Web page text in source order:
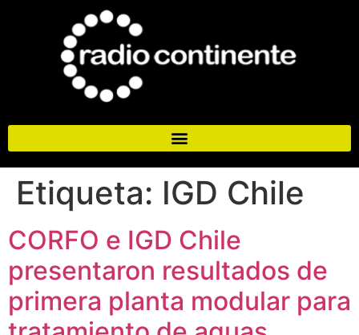
Etiqueta: IGD Chile
CORFO e IGD Chile
presentaron resultados de
primera planta modular para